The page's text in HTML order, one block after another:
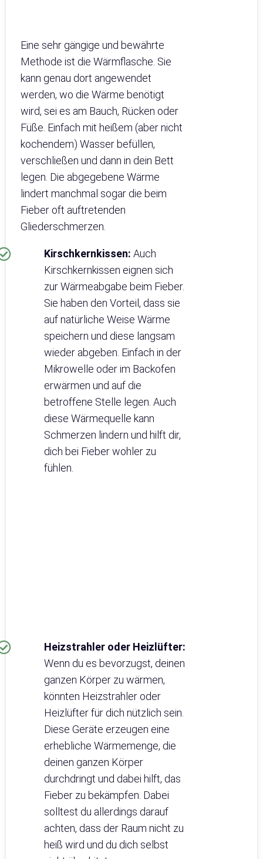
Eine sehr gängige und bewährte
Methode ist die Wärmflasche. Sie
kann genau dort angewendet
werden, wo die Wärme benötigt
wird, sei es am Bauch, Rücken oder
Füße. Einfach mit heißem (aber nicht
kochendem) Wasser befüllen,
verschließen und dann in dein Bett
legen. Die abgegebene Wärme
lindert manchmal sogar die beim
Fieber oft auftretenden
Gliederschmerzen.
Kirschkernkissen: Auch
Kirschkernkissen eignen sich
zur Wärmeabgabe beim Fieber.
Sie haben den Vorteil, dass sie
auf natürliche Weise Wärme
speichern und diese langsam
wieder abgeben. Einfach in der
Mikrowelle oder im Backofen
erwärmen und auf die
betroffene Stelle legen. Auch
diese Wärmequelle kann
Schmerzen lindern und hilft dir,
dich bei Fieber wohler zu
fühlen.
Heizstrahler oder Heizlüfter:
Wenn du es bevorzugst, deinen
ganzen Körper zu wärmen,
könnten Heizstrahler oder
Heizlüfter für dich nützlich sein.
Diese Geräte erzeugen eine
erhebliche Wärmemenge, die
deinen ganzen Körper
durchdringt und dabei hilft, das
Fieber zu bekämpfen. Dabei
solltest du allerdings darauf
achten, dass der Raum nicht zu
heiß wird und du dich selbst